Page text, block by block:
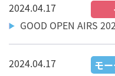
2024.04.17
GOOD OPEN AIRS
2024.04.17
モ